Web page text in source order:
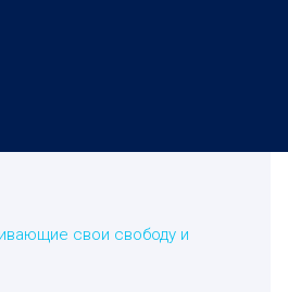
свои свободу и